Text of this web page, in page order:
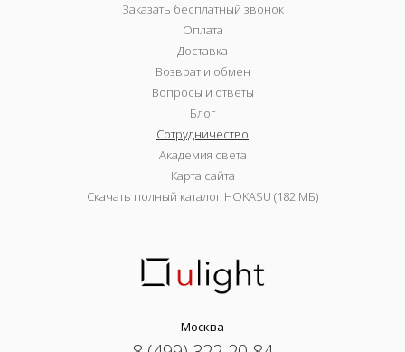
Заказать бесплатный звонок
Оплата
Доставка
Возврат и обмен
Вопросы и ответы
Блог
Сотрудничество
Академия света
Карта сайта
Скачать полный каталог HOKASU (182 МБ)
Москва